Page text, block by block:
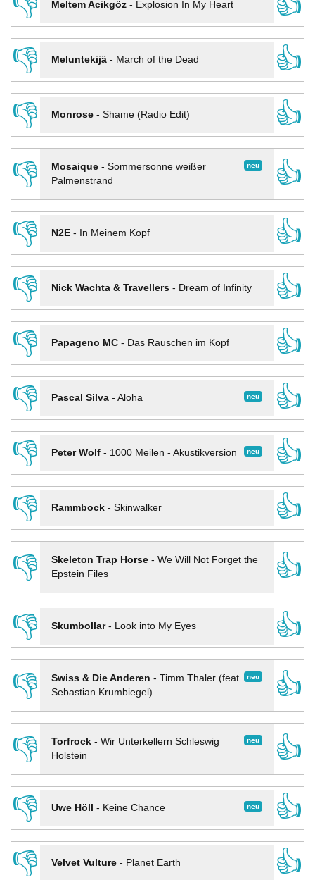
Meltem Acikgöz- Explosion In My Heart
👎
Meluntekijä- March of the Dead
👍
👎
Monrose- Shame (Radio Edit)
👍
👎
neu
Mosaique- Sommersonne weißer
Palmenstrand
👍
👎
N2E- In Meinem Kopf
👍
👎
Nick Wachta & Travellers- Dream of Infinity
👍
👎
Papageno MC- Das Rauschen im Kopf
👍
👎
neu
Pascal Silva- Aloha
👍
👎
neu
Peter Wolf- 1000 Meilen - Akustikversion
👍
👎
Rammbock- Skinwalker
👍
👎
Skeleton Trap Horse- We Will Not Forget the
Epstein Files
👍
👎
Skumbollar- Look into My Eyes
👍
👎
neu
Swiss & Die Anderen - Timm Thaler (feat.
Sebastian Krumbiegel)
👍
👎 neu
Torfrock- Wir Unterkellern Schleswig
Holstein
👍
👎
neu
Uwe Höll - Keine Chance
👍
👎
Velvet Vulture- Planet Earth
👍